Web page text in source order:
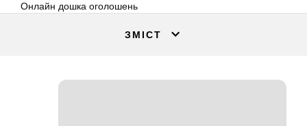
Онлайн дошка оголошень
ЗМІСТ